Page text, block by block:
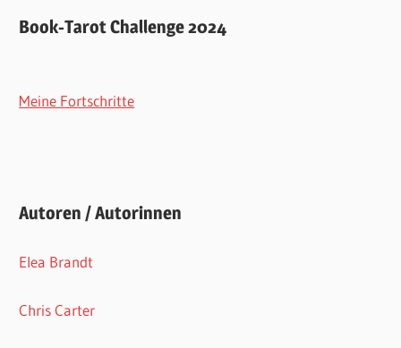
Book-Tarot Challenge 2024
Meine Fortschritte
Autoren / Autorinnen
Elea Brandt
Chris Carter